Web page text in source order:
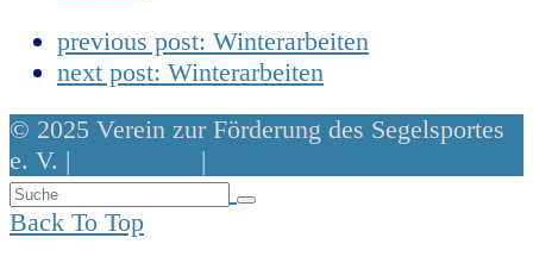
previous post: Winterarbeiten
next post: Winterarbeiten
© 2025 Verein zur Förderung des Segelsportes
e. V. |
|
Back To Top